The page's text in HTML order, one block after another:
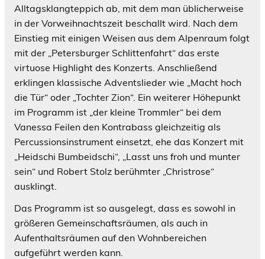
Alltagsklangteppich ab, mit dem man üblicherweise
in der Vorweihnachtszeit beschallt wird. Nach dem
Einstieg mit einigen Weisen aus dem Alpenraum folgt
mit der „Petersburger Schlittenfahrt“ das erste
virtuose Highlight des Konzerts. Anschließend
erklingen klassische Adventslieder wie „Macht hoch
die Tür“ oder „Tochter Zion“. Ein weiterer Höhepunkt
im Programm ist „der kleine Trommler“ bei dem
Vanessa Feilen den Kontrabass gleichzeitig als
Percussionsinstrument einsetzt, ehe das Konzert mit
„Heidschi Bumbeidschi“, „Lasst uns froh und munter
sein“ und Robert Stolz berühmter „Christrose“
ausklingt.
Das Programm ist so ausgelegt, dass es sowohl in
größeren Gemeinschaftsräumen, als auch in
Aufenthaltsräumen auf den Wohnbereichen
aufgeführt werden kann.